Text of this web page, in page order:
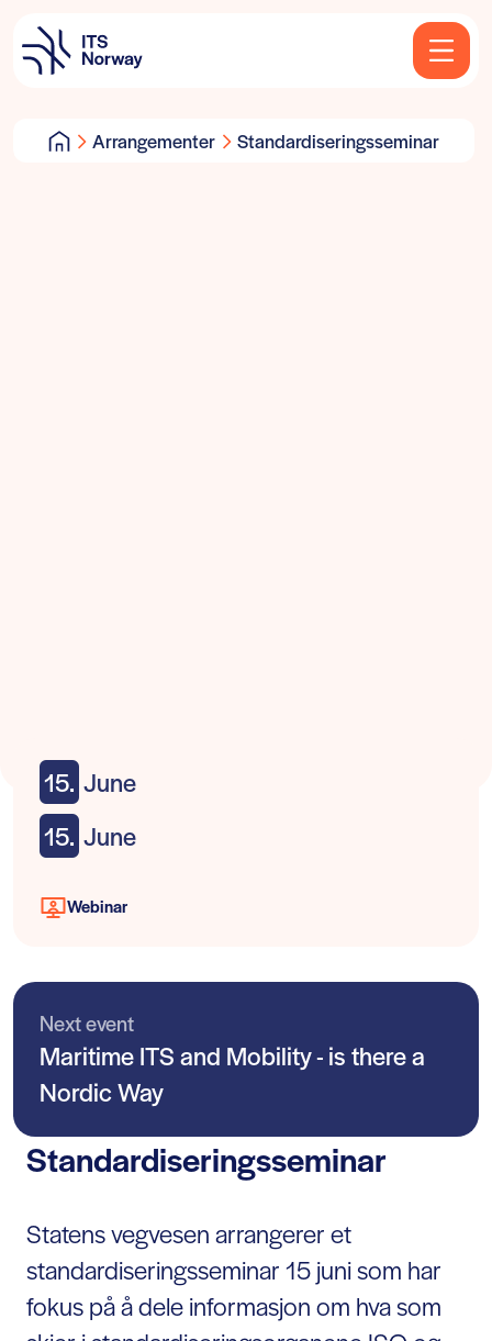
Arrangementer Standardiseringsseminar
15. June
15. June
Webinar
Next event
Maritime ITS and Mobility - is there a
Nordic Way
Standardiseringsseminar
Statens vegvesen arrangerer et
standardiseringsseminar 15 juni som har
fokus på å dele informasjon om hva som